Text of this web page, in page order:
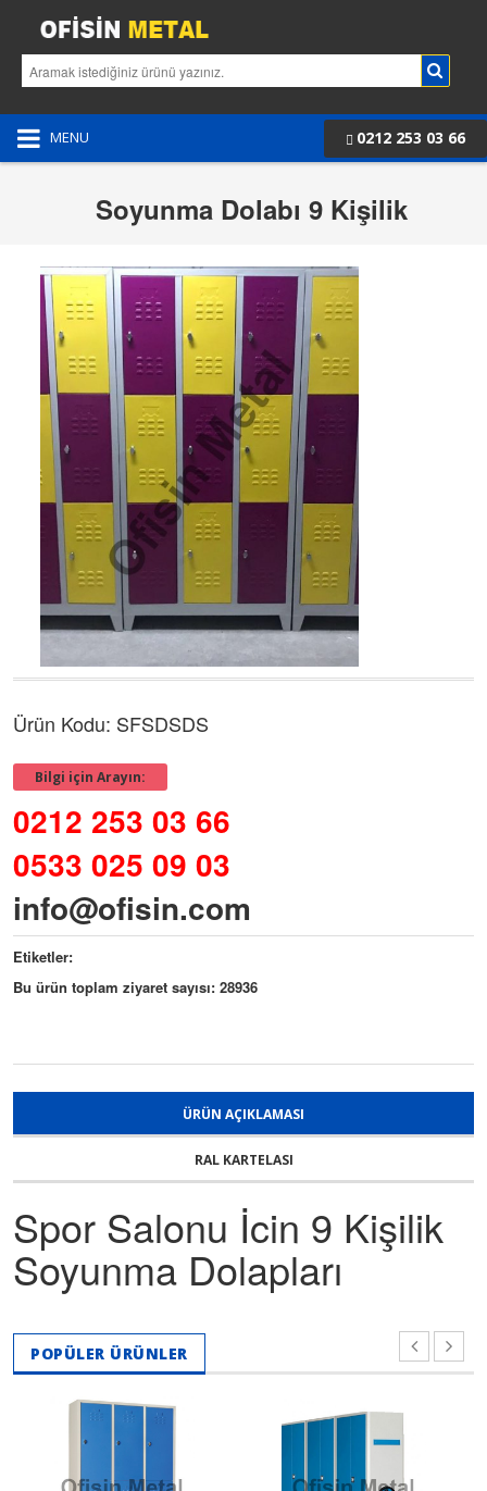
0212 253 03 66
MENU
Soyunma Dolabı 9 Kişilik
Ürün Kodu: SFSDSDS
Bilgi için Arayın:
0212 253 03 66
0533 025 09 03
info@ofisin.com
Etiketler:
Bu ürün toplam ziyaret sayısı: 28936
ÜRÜN AÇIKLAMASI
RAL KARTELASI
Spor Salonu İcin 9 Kişilik
Soyunma Dolapları
POPÜLER ÜRÜNLER